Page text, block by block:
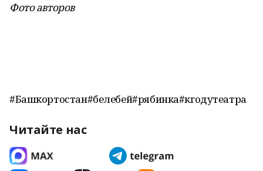
Фото авторов
#Башкортостан#белебей#рябинка#кгодутеатра
Читайте нас